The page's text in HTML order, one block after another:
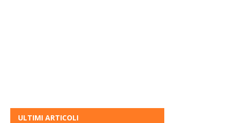
ULTIMI ARTICOLI